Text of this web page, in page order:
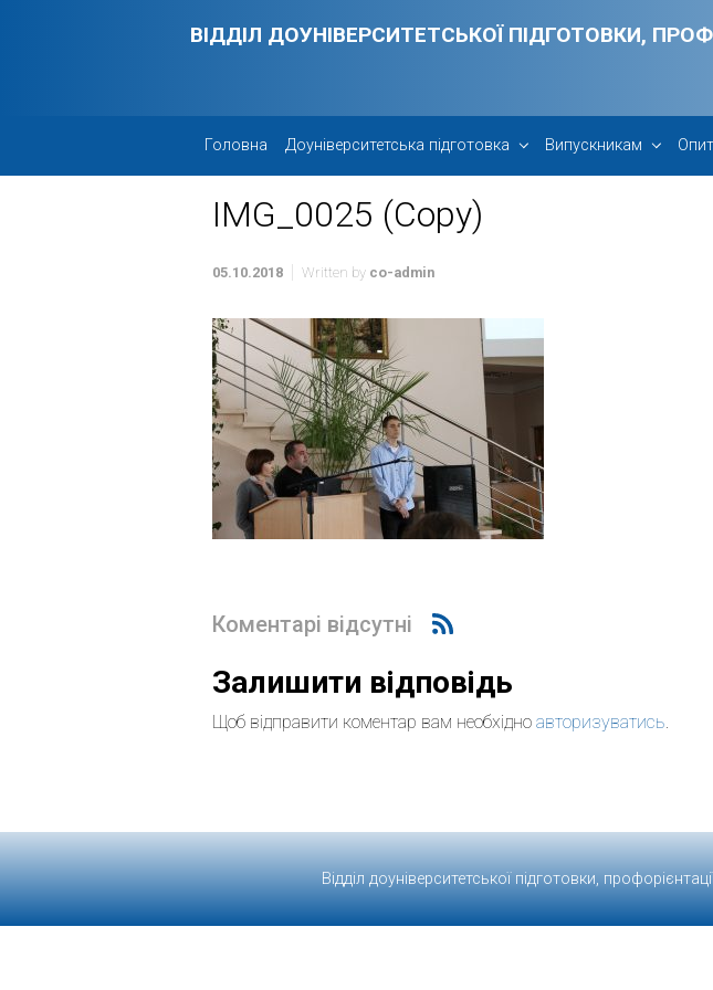
ВІДДІЛ ДОУНІВЕРСИТЕТСЬКОЇ ПІДГОТОВКИ,
Головна Доуніверситетська підготовка Випускникам
IMG_0025 (Copy)
05.10.2018 Written by co-admin
Коментарі відсутні
Залишити відповідь
Щоб відправити коментар вам необхідно авторизуватись.
Відділ доуніверситетської підготовки,